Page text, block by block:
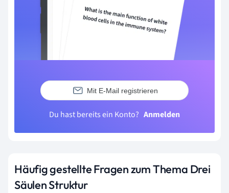
Mit E-Mail registrieren
Du hast bereits ein Konto? Anmelden
Häufig gestellte Fragen zum Thema Drei
Säulen Struktur